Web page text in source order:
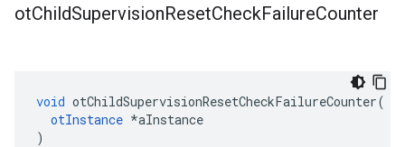
otChildSupervisionResetCheckFailureCounter
void otChildSupervisionResetCheckFailureCounter(
otInstance *aInstance
)